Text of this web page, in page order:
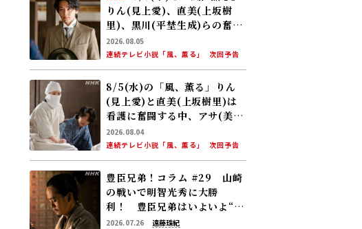
りん(見上愛)、直美(上坂樹
里)、黒川(平埜生成)らの奮闘
に、村人たちも理解を示し始
める。しかし、アサ(美山加
恋)の容体はなかなか改善せ
ず……
2026.08.05
連続テレビ小説「風、薫る」
次回予告
8/5(水)の「風、薫る」りん
(見上愛)と直美(上坂樹里)は
看護に奮闘する中、アサ(美山
加恋)の夫・太助(板橋駿谷)が
避病院にやってくる
2026.08.04
連続テレビ小説「風、薫る」
次回予告
豊臣兄弟！コラム #29 山崎
の戦いで明智光秀に大勝
利！ 豊臣兄弟はいよいよ“天
下への道”を歩み始める
2026.07.26
遠藤珠紀